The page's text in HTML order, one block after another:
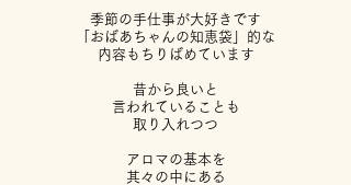
季節の手仕事が大好きです
「おばあちゃんの知恵袋」的な
内容もちりばめています
昔から良いと
言われていることも
取り入れつつ
アロマの基本を
其々の中にある